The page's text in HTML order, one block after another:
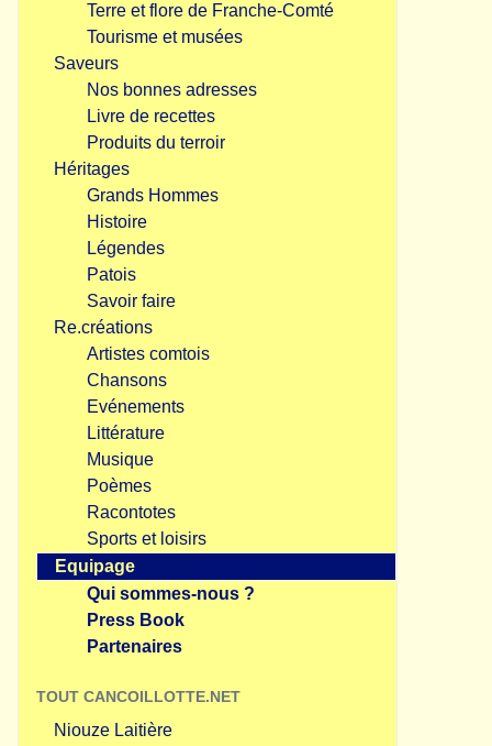
Terre et flore de Franche-Comté
Tourisme et musées
Saveurs
Nos bonnes adresses
Livre de recettes
Produits du terroir
Héritages
Grands Hommes
Histoire
Légendes
Patois
Savoir faire
Re.créations
Artistes comtois
Chansons
Evénements
Littérature
Musique
Poèmes
Racontotes
Sports et loisirs
Equipage
Qui sommes-nous ?
Press Book
Partenaires
TOUT CANCOILLOTTE.NET
Niouze Laitière